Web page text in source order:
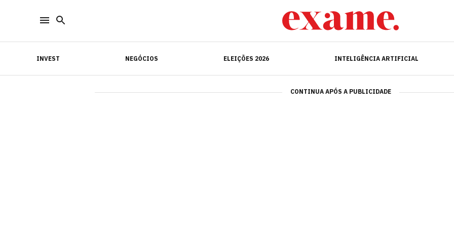
INVEST NEGÓCIOS ELEIÇÕES 2026 INTELIGÊNCIA ARTIFICIAL
INVEST INTELIGÊNCIA ARTIFICIAL
CONTINUA APÓS A PUBLICIDADE